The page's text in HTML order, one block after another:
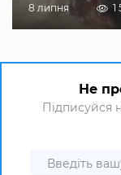
8 липня 1
Не
Підписуйся